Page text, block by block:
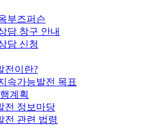
부즈퍼슨
담 창구 안내
담 신청
전이란?
속가능발전 목표
계획
전 정보마당
전 관련 법령